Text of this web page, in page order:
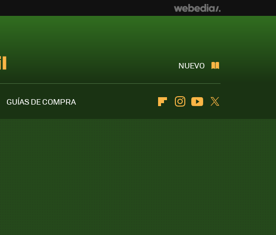
NUEVO
GUÍAS DE COMPRA
FlipboardInstagramYoutube